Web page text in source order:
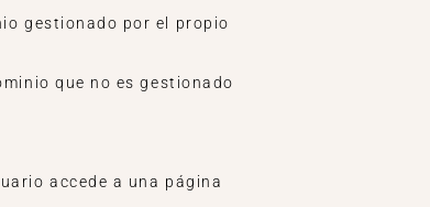
gestionado por el propio
que no es gestionado
accede a una página